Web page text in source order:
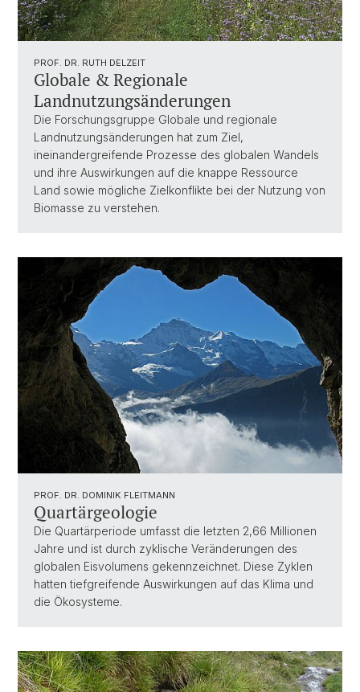
PROF. DR. RUTH DELZEIT
Globale & Regionale
Landnutzungsänderungen
Die Forschungsgruppe Globale und regionale
Landnutzungsänderungen hat zum Ziel,
ineinandergreifende Prozesse des globalen Wandels
und ihre Auswirkungen auf die knappe Ressource
Land sowie mögliche Zielkonflikte bei der Nutzung von
Biomasse zu verstehen.
PROF. DR. DOMINIK FLEITMANN
Quartärgeologie
Die Quartärperiode umfasst die letzten 2,66 Millionen
Jahre und ist durch zyklische Veränderungen des
globalen Eisvolumens gekennzeichnet. Diese Zyklen
hatten tiefgreifende Auswirkungen auf das Klima und
die Ökosysteme.